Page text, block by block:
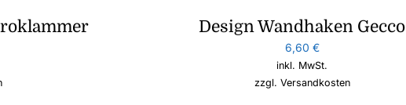
Design Wandhaken Gecco
6,60 €
inkl. MwSt.
zzgl. Versandkosten